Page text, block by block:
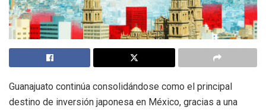
Guanajuato continúa consolidándose como el principal
destino de inversión japonesa en México, gracias a una